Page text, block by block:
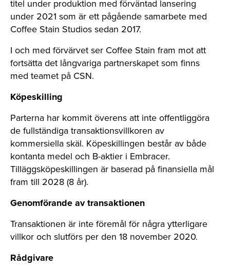
titel under produktion med förväntad lansering
under 2021 som är ett pågående samarbete med
Coffee Stain Studios sedan 2017.
I och med förvärvet ser Coffee Stain fram mot att
fortsätta det långvariga partnerskapet som finns
med teamet på CSN.
Köpeskilling
Parterna har kommit överens att inte offentliggöra
de fullständiga transaktionsvillkoren av
kommersiella skäl. Köpeskillingen består av både
kontanta medel och B-aktier i Embracer.
Tilläggsköpeskillingen är baserad på finansiella mål
fram till 2028 (8 år).
Genomförande av transaktionen
Transaktionen är inte föremål för några ytterligare
villkor och slutförs per den 18 november 2020.
Rådgivare